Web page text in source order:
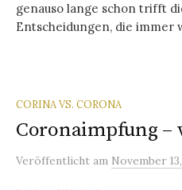
genauso lange schon trifft
Entscheidungen, die immer
CORINA VS. CORONA
Coronaimpfung –
Veröffentlicht am November